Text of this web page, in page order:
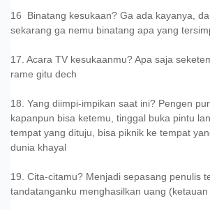
16 Binatang kesukaan? Ga ada kayanya,
sekarang ga nemu binatang apa yang
17. Acara TV kesukaanmu? Apa saja
rame gitu dech
18. Yang diimpi-impikan saat ini? Pengen
kapanpun bisa ketemu, tinggal buka pintu
tempat yang dituju, bisa piknik ke tempat
dunia khayal
19. Cita-citamu? Menjadi sepasang penulis
tandatanganku menghasilkan uang